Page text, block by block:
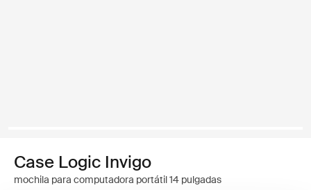
Case Logic Invigo
mochila para computadora portátil 14 pulgadas